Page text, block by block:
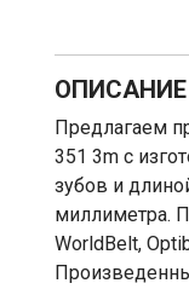
ОПИСАНИЕ
Предлагаем
351 3m с
зубов и
миллиметра.
WorldBelt,